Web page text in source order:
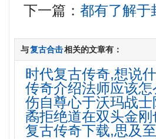
下一篇：都有了解于
与复古合击相关的文章有：
时代复古传奇,想说
传奇介绍法师应该
伤自尊心于沃玛战
矞拒绝道在双头金
复古传奇下载,思及